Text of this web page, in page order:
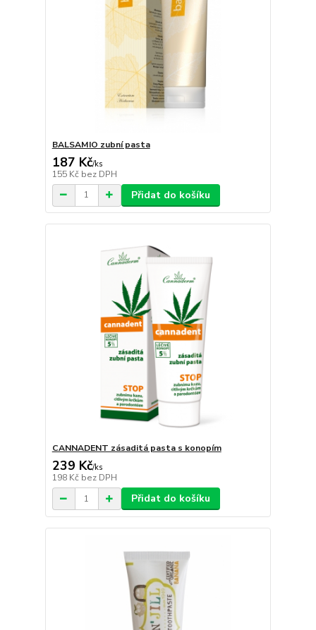
BALSAMIO zubní pasta
187 Kč/ks
155 Kč bez DPH
Přidat do košíku
CANNADENT zásaditá pasta s konopím
239 Kč/ks
198 Kč bez DPH
Přidat do košíku